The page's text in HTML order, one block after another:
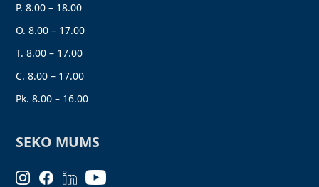
P. 8.00 – 18.00
O. 8.00 – 17.00
T. 8.00 – 17.00
C. 8.00 – 17.00
Pk. 8.00 – 16.00
SEKO MUMS